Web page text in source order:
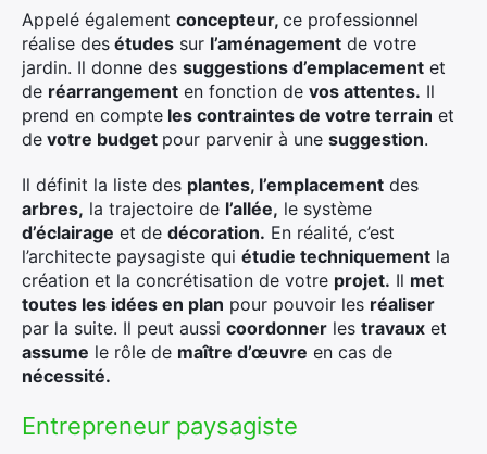
Appelé également concepteur, ce professionnel
réalise des études sur l’aménagement de votre
jardin. Il donne des suggestions d’emplacement et
de réarrangement en fonction de vos attentes. Il
prend en compte les contraintes de votre terrain et
de votre budget pour parvenir à une suggestion.
Il définit la liste des plantes, l’emplacement des
arbres, la trajectoire de l’allée, le système
d’éclairage et de décoration. En réalité, c’est
l’architecte paysagiste qui étudie techniquement la
création et la concrétisation de votre projet. Il met
toutes les idées en plan pour pouvoir les réaliser
par la suite. Il peut aussi coordonner les travaux et
assume le rôle de maître d’œuvre en cas de
nécessité.
Entrepreneur paysagiste